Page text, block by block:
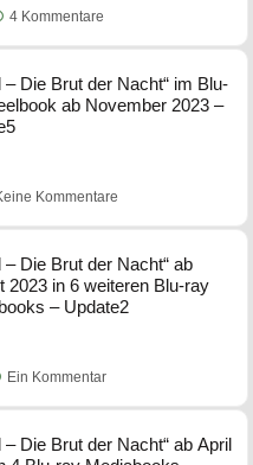
4 Kommentare
– Die Brut der Nacht“ im Blu-
ab November 2023 –
Kommentare
– Die Brut der Nacht“ ab
2023 in 6 weiteren Blu-ray
– Update2
Ein Kommentar
– Die Brut der Nacht“ ab April